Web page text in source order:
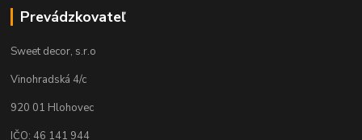
Prevádzkovateľ
Sweet decor, s.r.o
Vinohradská 4/c
920 01 Hlohovec
IČO: 46 141 944